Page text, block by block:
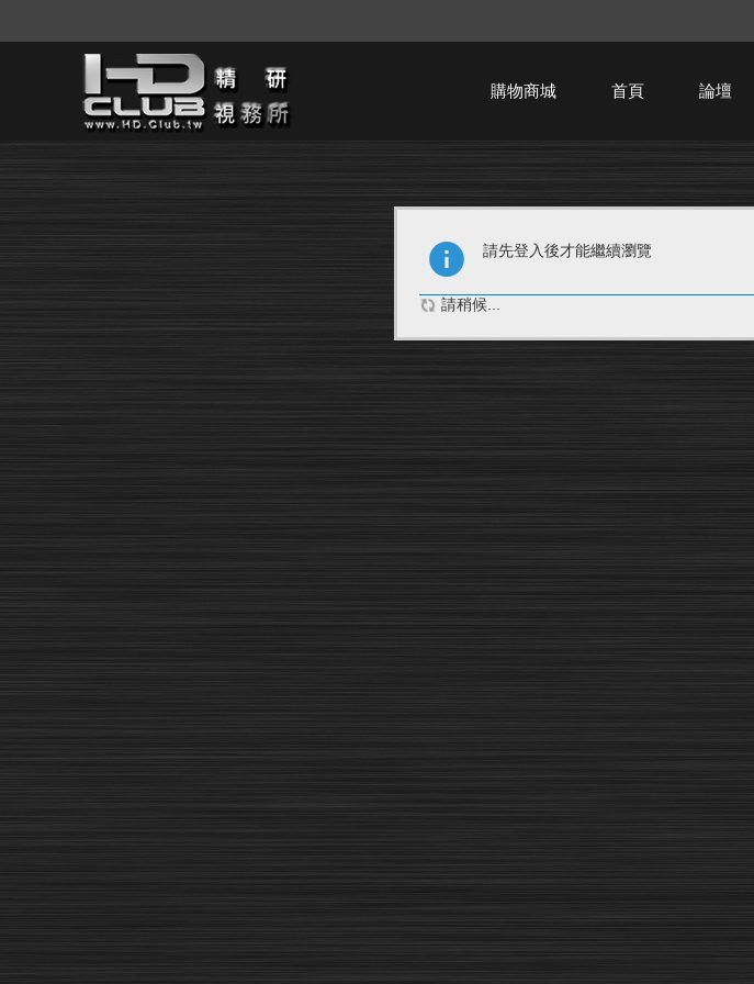
購物商城 首頁 論壇
請先登入後才能繼續瀏覽
請稍候...